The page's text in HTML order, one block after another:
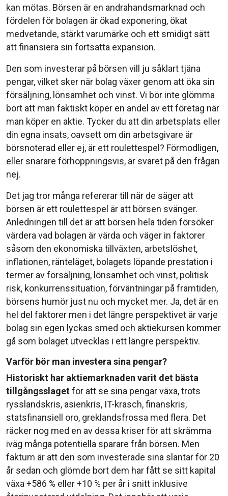
kan mötas. Börsen är en andrahandsmarknad och
fördelen för bolagen är ökad exponering, ökat
medvetande, stärkt varumärke och ett smidigt sätt
att finansiera sin fortsatta expansion.
Den som investerar på börsen vill ju såklart tjäna
pengar, vilket sker när bolag växer genom att öka sin
försäljning, lönsamhet och vinst. Vi bör inte glömma
bort att man faktiskt köper en andel av ett företag när
man köper en aktie. Tycker du att din arbetsplats eller
din egna insats, oavsett om din arbetsgivare är
börsnoterad eller ej, är ett roulettespel? Förmodligen,
eller snarare förhoppningsvis, är svaret på den frågan
nej.
Det jag tror många refererar till när de säger att
börsen är ett roulettespel är att börsen svänger.
Anledningen till det är att börsen hela tiden försöker
värdera vad bolagen är värda och väger in faktorer
såsom den ekonomiska tillväxten, arbetslöshet,
inflationen, ränteläget, bolagets löpande prestation i
termer av försäljning, lönsamhet och vinst, politisk
risk, konkurrenssituation, förväntningar på framtiden,
börsens humör just nu och mycket mer. Ja, det är en
hel del faktorer men i det längre perspektivet är varje
bolag sin egen lyckas smed och aktiekursen kommer
gå som bolaget utvecklas i ett längre perspektiv.
Varför bör man investera sina pengar?
Historiskt har aktiemarknaden varit det bästa
tillgångsslagetför att se sina pengar växa, trots
rysslandskris, asienkris, IT-krasch, finanskris,
statsfinansiell oro, greklandsfrossa med flera. Det
räcker nog med en av dessa kriser för att skrämma
iväg många potentiella sparare från börsen. Men
faktum är att den som investerade sina slantar för 20
år sedan och glömde bort dem har fått se sitt kapital
växa +586 % eller +10 % per år i snitt inklusive